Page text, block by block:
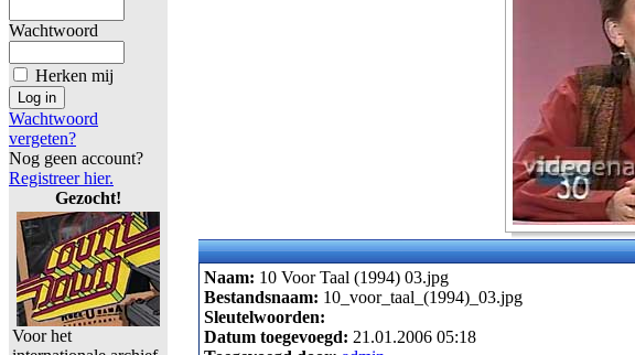
Wachtwoord
Herken mij
Wachtwoord
vergeten?
Nog geen account?
Registreer hier.
Gezocht!
Voor het
Naam: 10 Voor Taal (1994) 03.jpg
Bestandsnaam: 10_voor_taal_(1994)_03.jpg
Sleutelwoorden:
Datum toegevoegd: 21.01.2006 05:18